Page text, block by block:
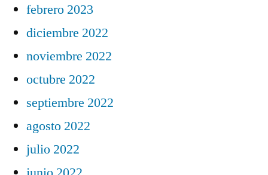
febrero 2023
diciembre 2022
noviembre 2022
octubre 2022
septiembre 2022
agosto 2022
julio 2022